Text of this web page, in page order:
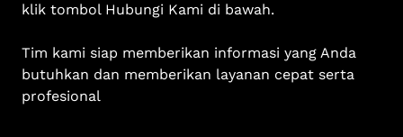
klik tombol Hubungi Kami di bawah.
Tim kami siap memberikan informasi yang Anda
butuhkan dan memberikan layanan cepat serta
profesional